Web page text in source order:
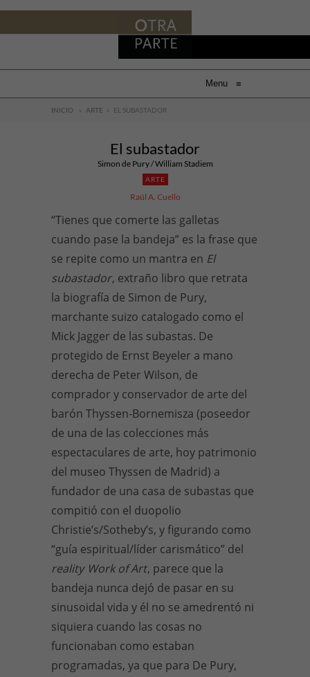
Menu ≡
INICIO » ARTE » EL SUBASTADOR
El subastador
Simon de Pury / William Stadiem
ARTE
Raúl A. Cuello
“Tienes que comerte las galletas
cuando pase la bandeja” es la frase que
se repite como un mantra en El
subastador, extraño libro que retrata
la biografía de Simon de Pury,
marchante suizo catalogado como el
Mick Jagger de las subastas. De
protegido de Ernst Beyeler a mano
derecha de Peter Wilson, de
comprador y conservador de arte del
barón Thyssen-Bornemisza (poseedor
de una de las colecciones más
espectaculares de arte, hoy patrimonio
del museo Thyssen de Madrid) a
fundador de una casa de subastas que
compitió con el duopolio
Christie’s/Sotheby’s, y figurando como
“guía espiritual/líder carismático” del
reality Work of Art, parece que la
bandeja nunca dejó de pasar en su
sinusoidal vida y él no se amedrentó ni
siquiera cuando las cosas no
funcionaban como estaban
programadas, ya que para De Pury,